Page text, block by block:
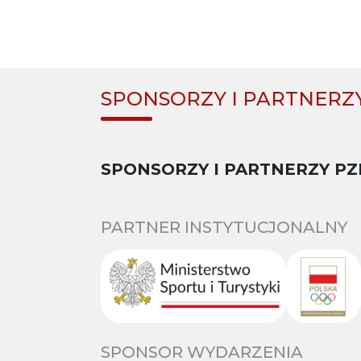
SPONSORZY I
SPONSORZY I PARTNERZY
PARTNER INSTYTUCJONALNY
SPONSOR WYDARZENIA